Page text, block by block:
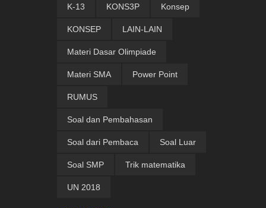
K-13 KONS3P Konsep
KONSEP LAIN-LAIN
Materi Dasar Olimpiade
Materi SMA Power Point
RUMUS
Soal dan Pembahasan
Soal dari Pembaca Soal Luar
Soal SMP Trik matematika
UN 2018